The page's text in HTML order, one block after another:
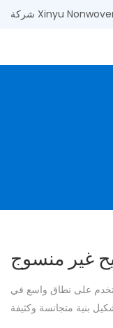
غير منسوج
على نطاق واسع في